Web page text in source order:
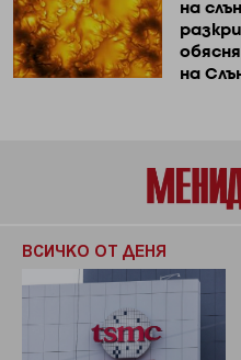
на
на
ВСИЧКО ОТ ДЕНЯ